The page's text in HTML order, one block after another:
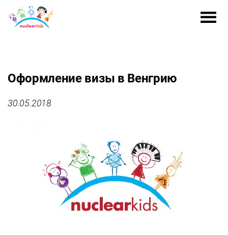
Оформление визы в Венгрию
30.05.2018